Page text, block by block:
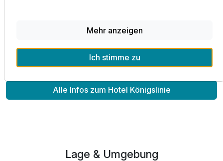
Für 7 Tage p.P. ab227,00 €
See an und im Osten wartet die Prorer Wieck mit dem
Alle Infos zum Hotel Königslinie
Lage & Umgebung
Mehr anzeigen
Ich stimme zu